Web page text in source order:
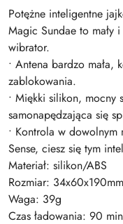
Potężne inteligentne
Magic Sundae to mały
wibrator.
• Antena bardzo mała,
zablokowania.
• Miękki silikon, mocny
samonapędzająca się
• Kontrola w
Sense, ciesz się tym
Materiał: silikon/ABS
Rozmiar: 34x60x190mm
Waga: 39g
Czas ładowania: 90